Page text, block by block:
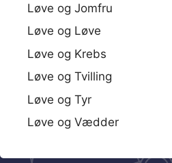
Løve og Jomfru
Løve og Løve
Løve og Krebs
Løve og Tvilling
Løve og Tyr
Løve og Vædder